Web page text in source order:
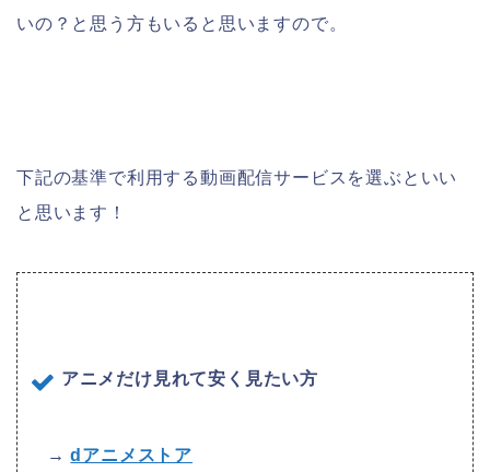
いの？と思う方もいると思いますので。
下記の基準で利用する動画配信サービスを選ぶといい
と思います！
アニメだけ見れて安く見たい方
→dアニメストア